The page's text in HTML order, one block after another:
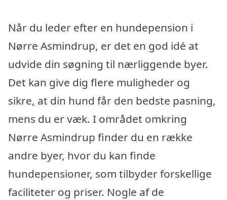
Når du leder efter en hundepension i
Nørre Asmindrup, er det en god idé at
udvide din søgning til nærliggende byer.
Det kan give dig flere muligheder og
sikre, at din hund får den bedste pasning,
mens du er væk. I området omkring
Nørre Asmindrup finder du en række
andre byer, hvor du kan finde
hundepensioner, som tilbyder forskellige
faciliteter og priser. Nogle af de